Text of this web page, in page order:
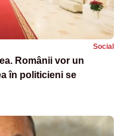
Social
Românii vor un
în politicieni se